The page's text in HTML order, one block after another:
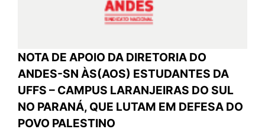
NOTA DE APOIO DA DIRETORIA DO
ANDES-SN ÀS(AOS) ESTUDANTES DA
UFFS – CAMPUS LARANJEIRAS DO SUL
NO PARANÁ, QUE LUTAM EM DEFESA DO
POVO PALESTINO